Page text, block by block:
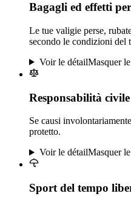
Bagagli ed effetti
Le tue valigie perse,
secondo le condizioni del
Voir le détailMasquer
Responsabilità
Se causi
protetto.
Voir le détailMasquer
Sport del tempo